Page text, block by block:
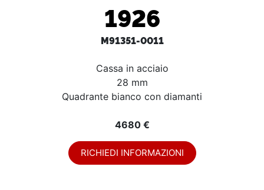
1926
M91351-0011
Cassa in acciaio
28 mm
Quadrante bianco con diamanti
4680 €
RICHIEDI INFORMAZIONI